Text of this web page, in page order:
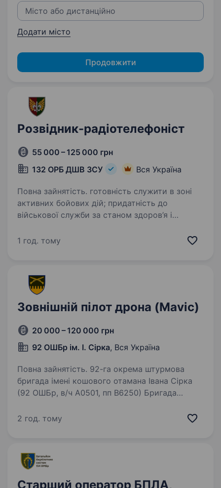
Додати місто
Продовжити
Розвідник-радіотелефоніст
55 000 – 125 000 грн
132 ОРБ ДШВ ЗСУ
Вся Україна
Повна зайнятість. готовність служити в зоні
активних бойових дій; придатність до
військової служби за станом здоров’я і
готовність постійно вчитись і розвиватись;
1 год. тому
Зовнішній пілот дрона (Mavic)
20 000 – 120 000 грн
92 ОШБр ім. І. Сірка, Вся Україна
Повна зайнятість. 92-га окрема штурмова
бригада імені кошового отамана Івана Сірка
(92 ОШБр, в/ч А0501, пп В6250) Бригада
Національної гвардії України. З початком
2 год. тому
Старший оператор БПЛА,